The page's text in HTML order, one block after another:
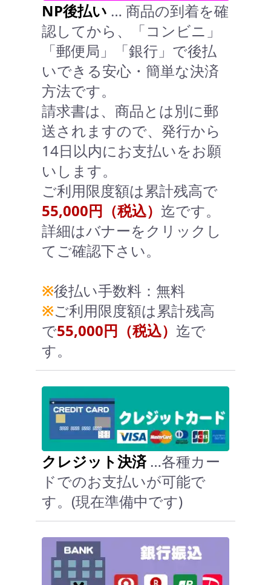
NP後払い … 商品の到着を確
認してから、「コンビニ」
「郵便局」「銀行」で後払
いできる安心・簡単な決済
方法です。
請求書は、商品とは別に郵
送されますので、発行から
14日以内にお支払いをお願
いします。
ご利用限度額は累計残高で
55,000円（税込） 迄です。
詳細はバナーをクリックし
てご確認下さい。
※後払い手数料：無料
※ご利用限度額は累計残高
で55,000円（税込） 迄で
す。
クレジット決済…各種カー
ドでのお支払いが可能で
す。(現在準備中です)